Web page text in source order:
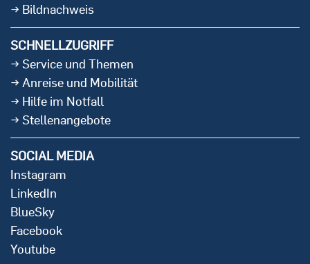
Bildnachweis
SCHNELLZUGRIFF
Service und Themen
Anreise und Mobilität
Hilfe im Notfall
Stellenangebote
SOCIAL MEDIA
Instagram
LinkedIn
BlueSky
Facebook
Youtube